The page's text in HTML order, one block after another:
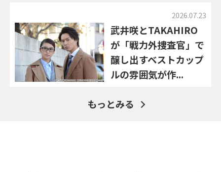
2026.07.23
武井咲とTAKAHIRO
が「戦力外捜査官」で
醸し出すベストカップ
ルの雰囲気が作...
もっとみる